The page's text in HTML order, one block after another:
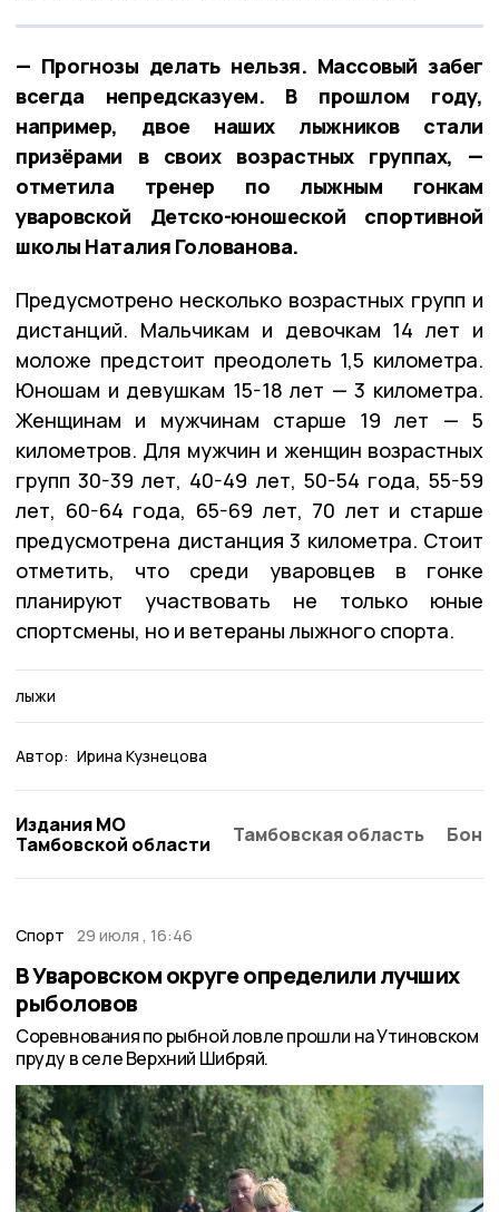
— Прогнозы делать нельзя. Массовый забег
всегда непредсказуем. В прошлом году,
например, двое наших лыжников стали
призёрами в своих возрастных группах, —
отметила тренер по лыжным гонкам
уваровской Детско-юношеской спортивной
школы Наталия Голованова.
Предусмотрено несколько возрастных групп и
дистанций. Мальчикам и девочкам 14 лет и
моложе предстоит преодолеть 1,5 километра.
Юношам и девушкам 15-18 лет — 3 километра.
Женщинам и мужчинам старше 19 лет — 5
километров. Для мужчин и женщин возрастных
групп 30-39 лет, 40-49 лет, 50-54 года, 55-59
лет, 60-64 года, 65-69 лет, 70 лет и старше
предусмотрена дистанция 3 километра. Стоит
отметить, что среди уваровцев в гонке
планируют участвовать не только юные
спортсмены, но и ветераны лыжного спорта.
лыжи
Автор: Ирина Кузнецова
Издания МО
Тамбовской области
Тамбовская область
Спорт 29 июля , 16:46
В Уваровском округе определили лучших
рыболовов
Соревнования по рыбной ловле прошли на Утиновском
пруду в селе Верхний Шибряй.